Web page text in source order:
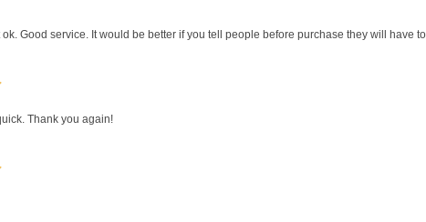
Good service. It would be better if you tell people before purchase they will have
Thank you again!